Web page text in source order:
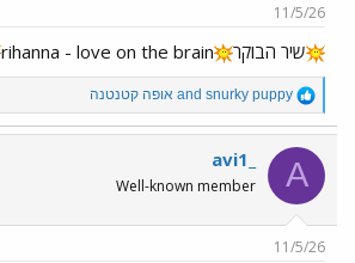
s11/5/26
שיר הבוקר rihanna - love on the brain
R
e
a
c
t
i
o
s
snurky puppy אופה קטנטנה
A
avi1_
Well-known member
11/5/26